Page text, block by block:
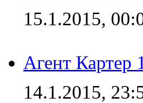
15.1.2015,
Агент Картер
14.1.2015,